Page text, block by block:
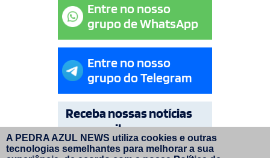
Entre no nosso
grupo de WhatsApp
Entre no nosso
grupo do Telegram
Receba nossas notícias
por e-mail
OK
A PEDRA AZUL NEWS utiliza cookies e outras
tecnologias semelhantes para melhorar a sua